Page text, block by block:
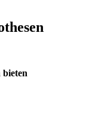
bieten